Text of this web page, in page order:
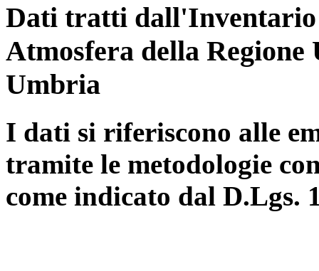
Dati tratti dall'Inventario
Atmosfera della
Umbria
I dati si riferiscono alle
tramite le metodologie
come indicato dal D.Lgs.